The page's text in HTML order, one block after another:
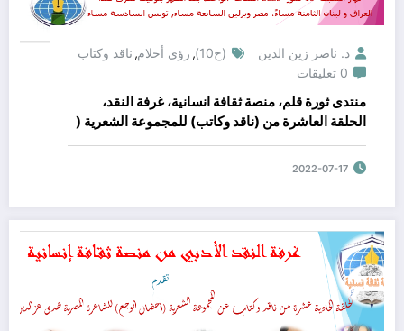
د. ناصر زين الدين (ح10) , رؤى أحلام, ناقد وكتاب
0 تعليقات
منتدى ثورة قلم، منصة ثقافة انسانية، غرفة النقد،
الحلقة العاشرة من (ناقد وكاتب) للمجموعة الشعرية (
رؤى وأحلام) للشاعرة اللبنانية زينب الحسيني
2022-07-17